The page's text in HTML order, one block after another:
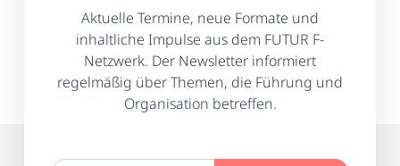
Aktuelle Termine, neue Formate und
inhaltliche Impulse aus dem FUTUR F-
Netzwerk. Der Newsletter informiert
regelmäßig über Themen, die Führung und
Organisation betreffen.